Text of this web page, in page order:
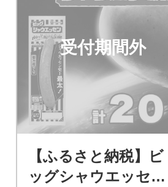
受付期間外
【ふるさと納税】ビ
ッグシャウエッセン